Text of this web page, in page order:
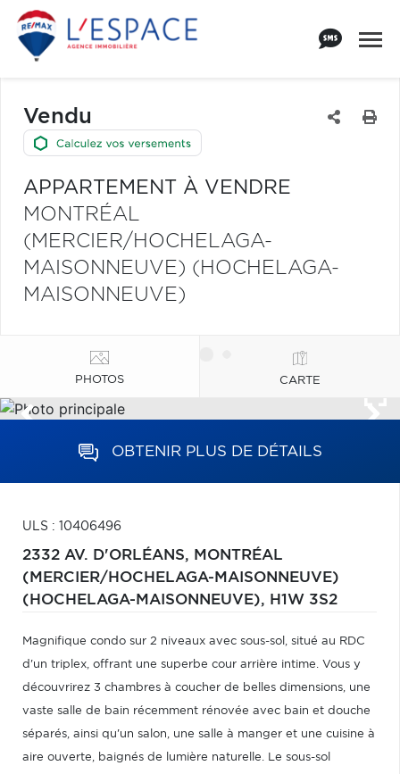
Vendu
APPARTEMENT À VENDRE
MONTRÉAL
(MERCIER/HOCHELAGA-
MAISONNEUVE) (HOCHELAGA-
MAISONNEUVE)
PHOTOS CARTE
OBTENIR PLUS DE DÉTAILS
ULS : 10406496
2332 AV. D'ORLÉANS, MONTRÉAL
(MERCIER/HOCHELAGA-MAISONNEUVE)
(HOCHELAGA-MAISONNEUVE), H1W 3S2
Magnifique condo sur 2 niveaux avec sous-sol, situé au RDC
d'un triplex, offrant une superbe cour arrière intime. Vous y
découvrirez 3 chambres à coucher de belles dimensions, une
vaste salle de bain récemment rénovée avec bain et douche
séparés, ainsi qu'un salon, une salle à manger et une cuisine à
aire ouverte, baignés de lumière naturelle. Le sous-sol